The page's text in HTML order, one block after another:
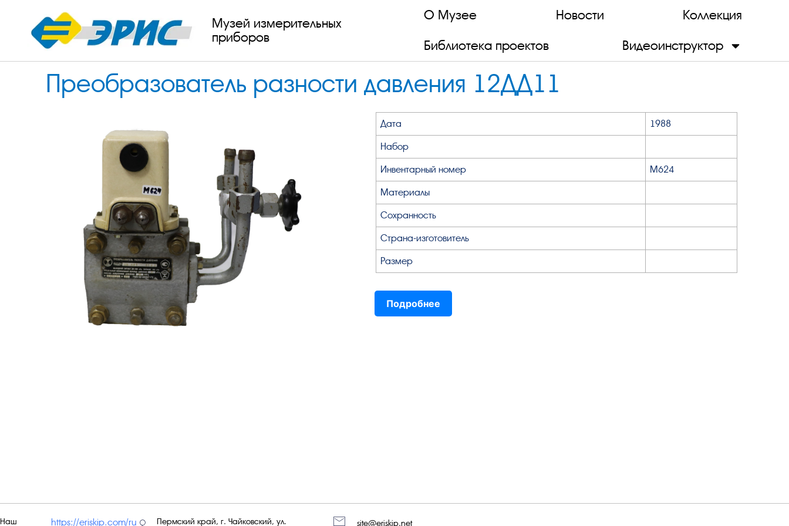
Музей измерительных
приборов
О Музее Новости Коллекция
Библиотека проектов Видеоинструктор
Преобразователь разности давления 12ДД11
Дата 1988
Набор
Инвентарный номер М624
Материалы
Сохранность
Страна-изготовитель
Размер
Подробнее
Наш https://eriskip.com/ru Пермский край, г. Чайковский, ул. site@eriskip.net